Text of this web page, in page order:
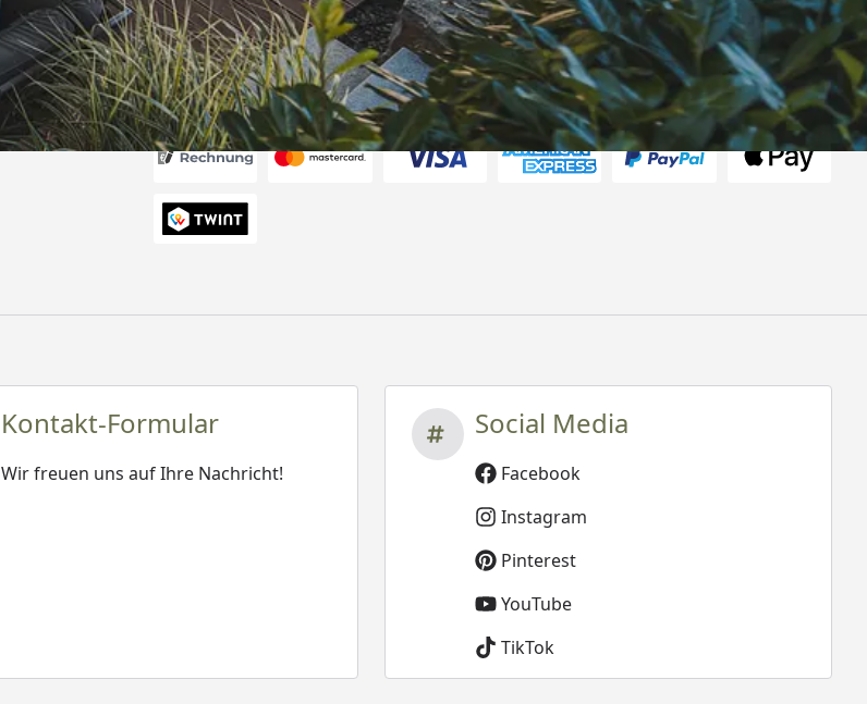
Akzeptierte Zahlungsarten
Kontakt-Formular
Wir freuen uns auf Ihre Nachricht!
Social Media
Facebook
Instagram
Pinterest
YouTube
TikTok